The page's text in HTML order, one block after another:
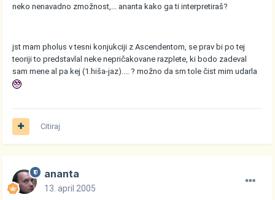
neko nenavadno zmožnost,... ananta kako ga ti interpretiraš?
jst mam pholus v tesni konjukciji z Ascendentom, se prav bi po tej
teoriji to predstavlal neke nepričakovane razplete, ki bodo zadeval
sam mene al pa kej (1.hiša-jaz).... ? možno da sm tole čist mim udarla
Citiraj
ananta
13. april 2005